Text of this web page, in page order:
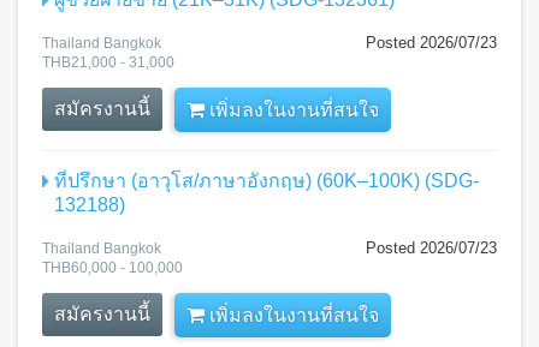
Posted 2026/07/23
Thailand Bangkok
THB21,000 - 31,000
สมัครงานนี้ เพิ่มลงในงานที่สนใจ
ที่ปรึกษา (อาวุโส/ภาษาอังกฤษ) (60K–100K) (SDG-
132188)
Posted 2026/07/23
Thailand Bangkok
THB60,000 - 100,000
สมัครงานนี้ เพิ่มลงในงานที่สนใจ